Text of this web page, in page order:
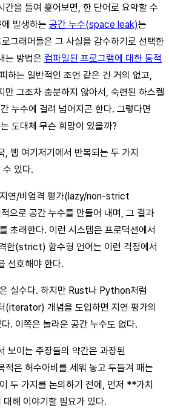
간을 들여 훑어보면, 한 단어로 요약할 수
발생하는 공간 누수(space leak)는
그래머들은 그 사실을 감수하기로 선택한
는 방법은 컴파일된 프로그램에 대한 동적
하는 일반적인 조언 같은 건 거의 없고,
만 그조차 충분하지 않아서, 숙련된 하스켈
누수에 걸려 넘어지곤 한다. 그렇다면
도대체 무슨 희망이 있을까?
, 웹 여기저기에서 반복되는 두 가지
수 있다.
연/비엄격 평가(lazy/non-strict
으로 공간 누수를 만들어 내며, 그 결과
초래한다. 이런 시스템은 프로덕션에서
한(strict) 함수형 언어는 이런 걱정에서
선호해야 한다.
실수다. 하지만 Rust나 Python처럼
(iterator) 개념을 도입하면 지연 평가의
. 이쪽은 놀라운 공간 누수도 없다.
보이는 주장들의 약간은 과장된
적은 허수아비를 세워 놓고 두들겨 패는
두 가지를 논의하기 전에, 먼저 **가치
해 이야기할 필요가 있다.